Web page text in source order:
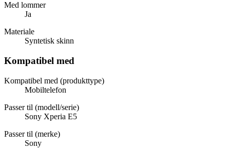
Med lommer
Ja
Materiale
Syntetisk skinn
Kompatibel med
Kompatibel med (produkttype)
Mobiltelefon
Passer til (modell/serie)
Sony Xperia E5
Passer til (merke)
Sony